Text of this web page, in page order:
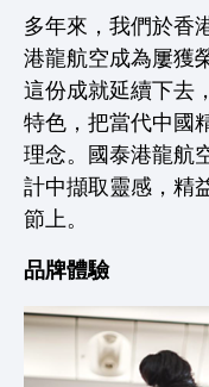
多年來，我們於香
港龍航空成為屢獲
這份成就延續下去
特色，把當代中國
理念。國泰港龍航
計中擷取靈感，精
節上。
品牌體驗